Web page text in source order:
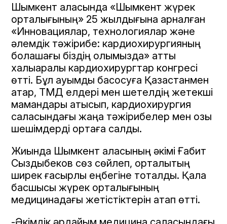
Шымкент қаласында «Шымкент жүрек
орталығының» 25 жылдығына арналған
«Инновациялар, технологиялар және
әлемдік тәжірибе: кардиохирургияның
болашағы біздің қолымызда» атты
халықаралық кардиохирургтар конгресі
өтті. Бұл ауқымды басқосуға Қазақстанмен
қатар, ТМД елдері мен шетелдің жетекші
мамандары қатысып, кардиохирургия
саласындағы жаңа тәжірибелер мен озық
шешімдерді ортаға салды.
Жиында Шымкент қаласының әкімі Ғабит
Сыздықбеков сөз сөйлеп, орталықтың
ширек ғасырлық еңбегіне тоқталды. Қала
басшысы жүрек орталығының
медицинадағы жетістіктерін атап өтті.